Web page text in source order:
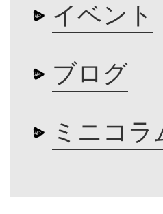
イベント
ブログ
ミニコラ